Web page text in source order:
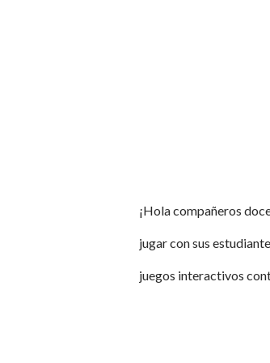
¡Hola compañeros
jugar con sus
juegos interactivos